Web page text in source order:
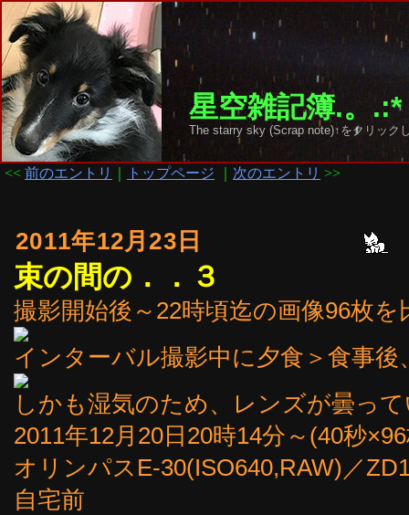
星空雑記簿.。
The starry sky (Scrap note)↑をクリック
<< 前のエントリ トップページ 次のエントリ >>
2011年12月23日
束の間の．．３
撮影開始後～22時頃迄の画像96枚
インターバル撮影中に夕食＞食事
しかも湿気のため、レンズが曇っ
2011年12月20日20時14分～(40秒
オリンパスE-30(ISO640,RAW)／
自宅前